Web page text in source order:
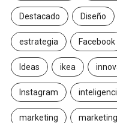
Destacado Diseño
estrategia Facebook
Ideas ikea
Instagram
marketing